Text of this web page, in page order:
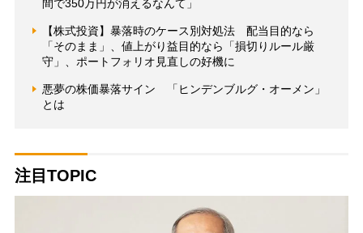
間で350万円が消えるなんて」
【株式投資】暴落時のケース別対処法 配当目的なら
「そのまま」、値上がり益目的なら「損切りルール厳
守」、ポートフォリオ見直しの好機に
悪夢の株価暴落サイン 「ヒンデンブルグ・オーメン」
とは
注目TOPIC